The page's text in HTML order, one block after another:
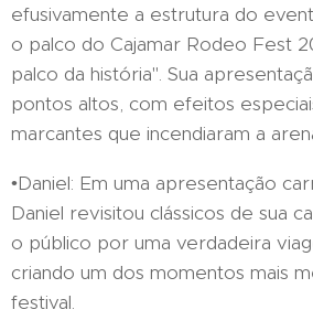
efusivamente a estrutura do
o palco do Cajamar Rodeo Fest
palco da história". Sua
pontos altos, com efeitos
marcantes que incendiaram a
•Daniel: Em uma apresentação
Daniel revisitou clássicos de sua
o público por uma verdadeira
criando um dos momentos mais
festival.